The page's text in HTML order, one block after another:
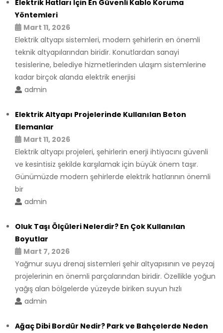
Elektrik Hatları İçin En Güvenli Kablo Koruma
Yöntemleri
Mart 11, 2026
Elektrik altyapı sistemleri, modern şehirlerin en önemli
teknik altyapılarından biridir. Konutlardan sanayi
tesislerine, belediye hizmetlerinden ulaşım sistemlerine
kadar birçok alanda elektrik enerjisi
admin
Elektrik Altyapı Projelerinde Kullanılan Beton
Elemanlar
Mart 11, 2026
Elektrik altyapı projeleri, şehirlerin enerji ihtiyacını güvenli
ve kesintisiz şekilde karşılamak için büyük önem taşır.
Günümüzde modern şehirlerde elektrik hatlarının önemli
bir
admin
Oluk Taşı Ölçüleri Nelerdir? En Çok Kullanılan
Boyutlar
Mart 7, 2026
Yağmur suyu drenaj sistemleri şehir altyapısının ve peyzaj
projelerinin en önemli parçalarından biridir. Özellikle yoğun
yağış alan bölgelerde yüzeyde biriken suyun hızlı
admin
Ağaç Dibi Bordür Nedir? Park ve Bahçelerde Neden